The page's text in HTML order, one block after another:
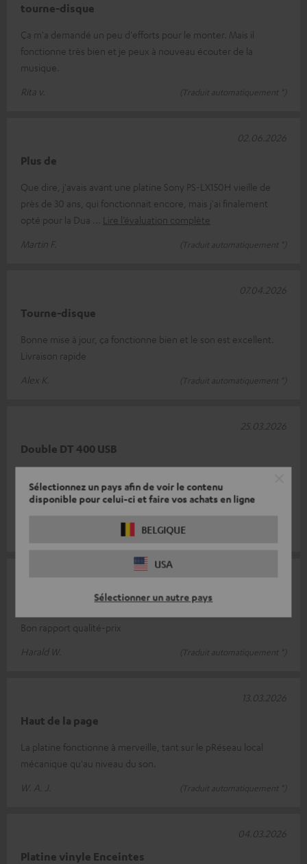
Sélectionnez un pays afin de voir le contenu
disponible pour celui-ci et faire vos achats en ligne
BELGIQUE
USA
Sélectionner un autre pays
tourne-disque
Ça m'a demandé un peu d'efforts pour le monter. Mais il
fonctionne très bien et je peux à nouveau écouter de la
musique.
Rita v.
(Traduit automatiquement *)
Plus de
Que dire, j'avais avant une platine Sony PS-LX150H vieille de
près de 30 ans, qui fonctionnait encore, mais j'ai finalement
opté pour la Dua
Lire l’évaluation complète
Martin F.
(Traduit automatiquement *)
02.06.2026
Tourne-disque
Bonne mise à jour, ça fonctionne bien et le son est excellent.
Livraison rapide
Alex K.
(Traduit automatiquement *)
07.04.2026
Double DT 400 USB
à mes attentes. Avec son design épuré et son excellente
qualité de lecture, c
(Traduit automatiquement *)
25.03.2026
fonctionne comme prévu
Bon rapport qualité-prix
Harald W.
(Traduit automatiquement *)
Haut de la page
La platine fonctionne à merveille, tant sur le pRéseau local
mécanique qu'au niveau du son.
W. A. J.
(Traduit automatiquement *)
13.03.2026
Platine vinyle Enceintes
04.03.2026